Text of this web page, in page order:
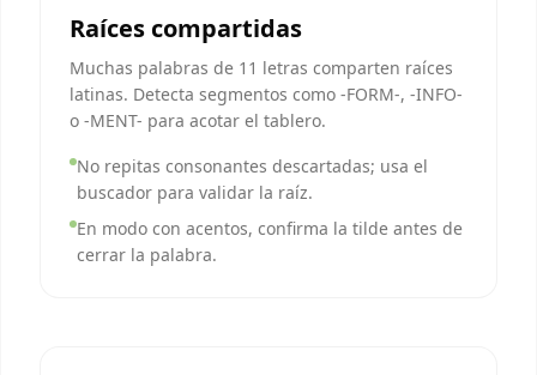
Raíces compartidas
Muchas palabras de 11 letras comparten raíces
latinas. Detecta segmentos como -FORM-, -INFO-
o -MENT- para acotar el tablero.
No repitas consonantes descartadas; usa el
buscador para validar la raíz.
En modo con acentos, confirma la tilde antes de
cerrar la palabra.